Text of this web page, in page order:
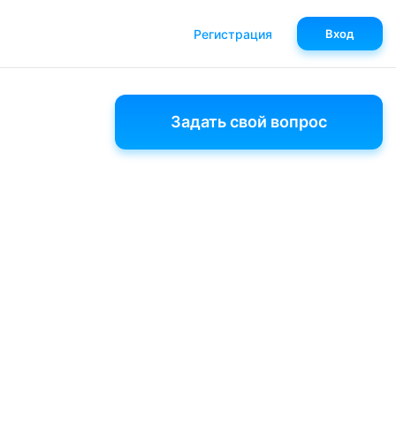
Задать свой вопрос
Регистрация Вход